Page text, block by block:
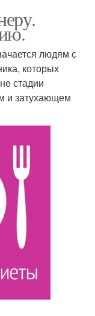
людям с
которых
стадии
и затухающем